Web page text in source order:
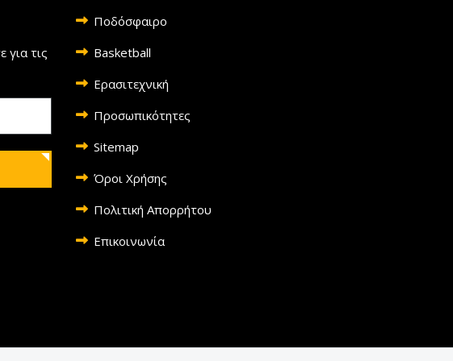
για τις
Ποδόσφαιρο
Basketball
Ερασιτεχνική
Προσωπικότητες
Sitemap
Όροι Χρήσης
Πολιτική Απορρήτου
Επικοινωνία